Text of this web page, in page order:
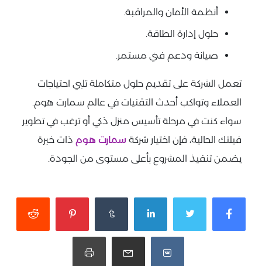
أنظمة الأمان والمراقبة.
حلول إدارة الطاقة.
صيانة ودعم فني مستمر.
تعمل الشركة على تقديم حلول متكاملة تلبي احتياجات
العملاء وتواكب أحدث التقنيات في عالم سمارت هوم.
سواء كنت في مرحلة تأسيس منزل ذكي أو ترغب في تطوير
فيلتك الحالية، فإن اختيار شركة سمارت هوم ذات خبرة
يضمن تنفيذ المشروع بأعلى مستوى من الجودة.